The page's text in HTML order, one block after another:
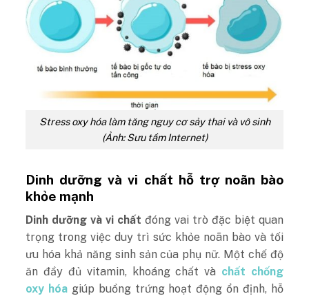
Stress oxy hóa làm tăng nguy cơ sảy thai và vô sinh
(Ảnh: Sưu tầm Internet)
Dinh dưỡng và vi chất hỗ trợ noãn bào
khỏe mạnh
Dinh dưỡng và vi chất đóng vai trò đặc biệt quan
trọng trong việc duy trì sức khỏe noãn bào và tối
ưu hóa khả năng sinh sản của phụ nữ. Một chế độ
ăn đầy đủ vitamin, khoáng chất và chất chống
oxy hóa giúp buồng trứng hoạt động ổn định, hỗ